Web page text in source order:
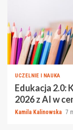
UCZELNIE I NAUKA
Edukacja 2.0:
2026 z AI w
Kamila Kalinowska 7